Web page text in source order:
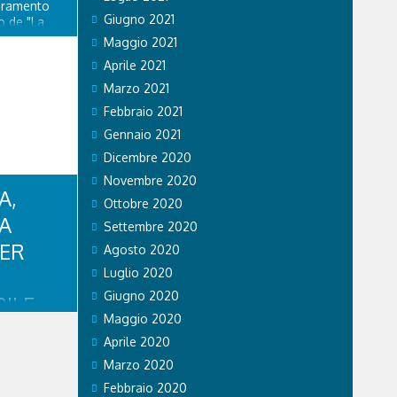
de "La
di
della
Giugno 2021
Maggio 2021
Aprile 2021
Marzo 2021
Febbraio 2021
Gennaio 2021
Dicembre 2020
Novembre 2020
Ottobre 2020
Settembre 2020
Agosto 2020
Luglio 2020
Giugno 2020
Maggio 2020
Aprile 2020
Marzo 2020
Febbraio 2020